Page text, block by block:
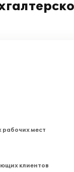
мест
клиентов